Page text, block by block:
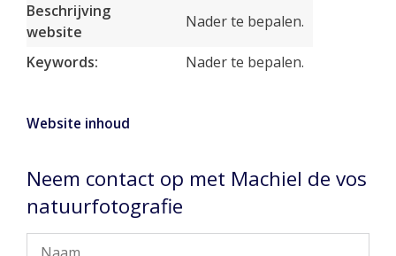
Beschrijving
website
Nader te bepalen.
Keywords: Nader te bepalen.
Website inhoud
Neem contact op met Machiel de vos
natuurfotografie